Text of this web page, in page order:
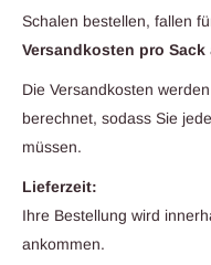
Schalen bestellen, fallen
Versandkosten pro Sack
Die Versandkosten
berechnet, sodass Sie
müssen.
Lieferzeit:
Ihre Bestellung wird
ankommen.